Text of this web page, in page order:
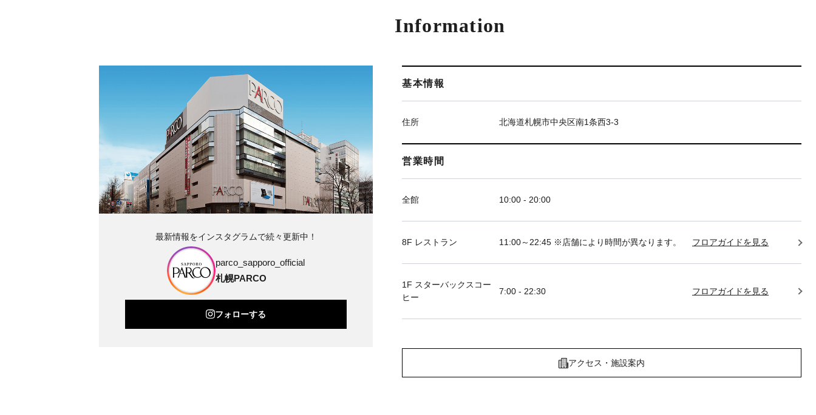
Information
基本情報
住所 北海道札幌市中央区南1条西3-3
営業時間
全館 10:00 - 20:00
8F レストラン 11:00～22:45 ※店舗により時間が異なります。 フロアガイドを見る
1F スターバックスコー
ヒー
7:00 - 22:30 フロアガイドを見る
アクセス・施設案内
最新情報をインスタグラムで続々更新中！
parco_sapporo_official
札幌PARCO
フォローする